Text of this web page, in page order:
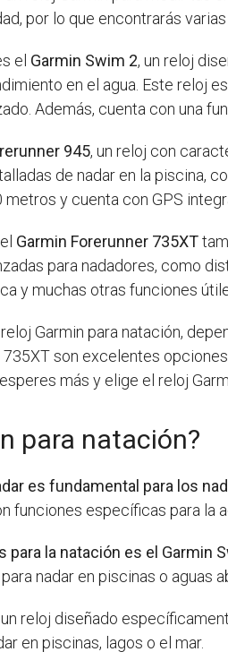
por lo que encontrarás
el Garmin Swim 2, un reloj
en el agua. Este reloj
Además, cuenta con una
945, un reloj con
de nadar en la piscina,
y cuenta con GPS
Garmin Forerunner 735XT
para nadadores, como
y muchas otras funciones
Garmin para natación,
son excelentes
más y elige el reloj
para natación?
es fundamental para los
funciones específicas para la
la natación es el Garmin
nadar en piscinas o aguas
un reloj diseñado
en piscinas, lagos o el mar.